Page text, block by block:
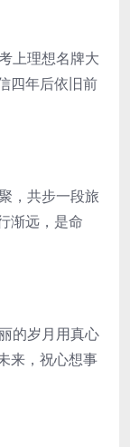
上理想名牌大
四年后依旧前
，共步一段旅
渐远，是命
的岁月用真心
来，祝心想事